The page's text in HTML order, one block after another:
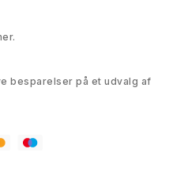
besparelser på et udvalg af